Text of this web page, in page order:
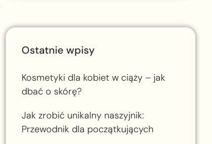
Ostatnie wpisy
Kosmetyki dla kobiet w ciąży – jak
dbać o skórę?
Jak zrobić unikalny naszyjnik:
Przewodnik dla początkujących